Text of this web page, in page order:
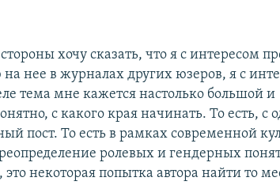
хочу сказать, что я с интересом
нее в журналах других юзеров, я с
тема мне кажется настолько большой и
с какого края начинать. То есть, с
пост. То есть в рамках современной
ролевых и гендерных
некоторая попытка автора найти то